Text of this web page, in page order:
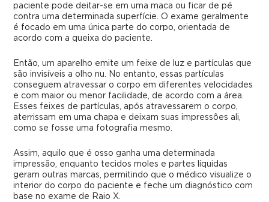
paciente pode deitar-se em uma maca ou ficar de pé
contra uma determinada superfície. O exame geralmente
é focado em uma única parte do corpo, orientada de
acordo com a queixa do paciente.
Então, um aparelho emite um feixe de luz e partículas que
são invisíveis a olho nu. No entanto, essas partículas
conseguem atravessar o corpo em diferentes velocidades
e com maior ou menor facilidade, de acordo com a área.
Esses feixes de partículas, após atravessarem o corpo,
aterrissam em uma chapa e deixam suas impressões ali,
como se fosse uma fotografia mesmo.
Assim, aquilo que é osso ganha uma determinada
impressão, enquanto tecidos moles e partes líquidas
geram outras marcas, permitindo que o médico visualize o
interior do corpo do paciente e feche um diagnóstico com
base no exame de Raio X.